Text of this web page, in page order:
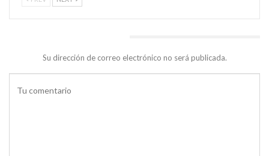
Su dirección de correo electrónico no será publicada.